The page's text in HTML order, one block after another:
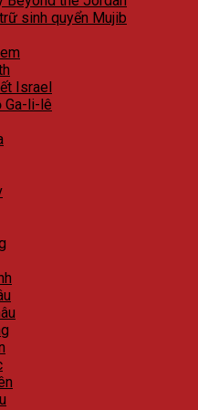
sinh quyển Mujib
Israel
Ga-li-lê